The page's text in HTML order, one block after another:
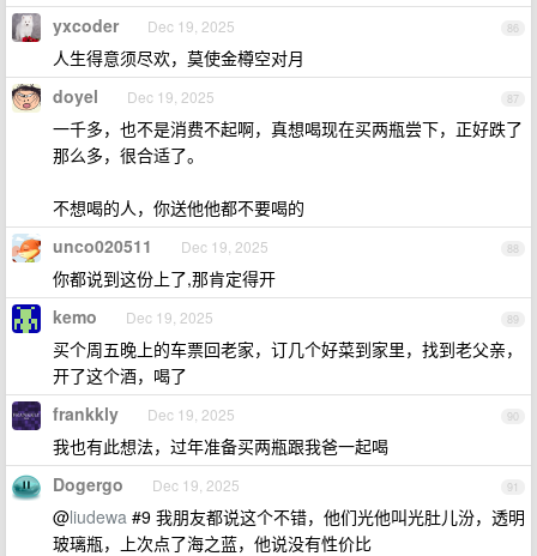
86
yxcoder Dec 19, 2025
人生得意须尽欢，莫使金樽空对月
87
doyel Dec 19, 2025
一千多，也不是消费不起啊，真想喝现在买两瓶尝下，正好跌了
那么多，很合适了。
不想喝的人，你送他他都不要喝的
88
unco020511 Dec 19, 2025
你都说到这份上了,那肯定得开
89
kemo Dec 19, 2025
买个周五晚上的车票回老家，订几个好菜到家里，找到老父亲，
开了这个酒，喝了
90
frankkly Dec 19, 2025
我也有此想法，过年准备买两瓶跟我爸一起喝
91
Dogergo Dec 19, 2025
@liudewa #9 我朋友都说这个不错，他们光他叫光肚儿汾，透明
玻璃瓶，上次点了海之蓝，他说没有性价比